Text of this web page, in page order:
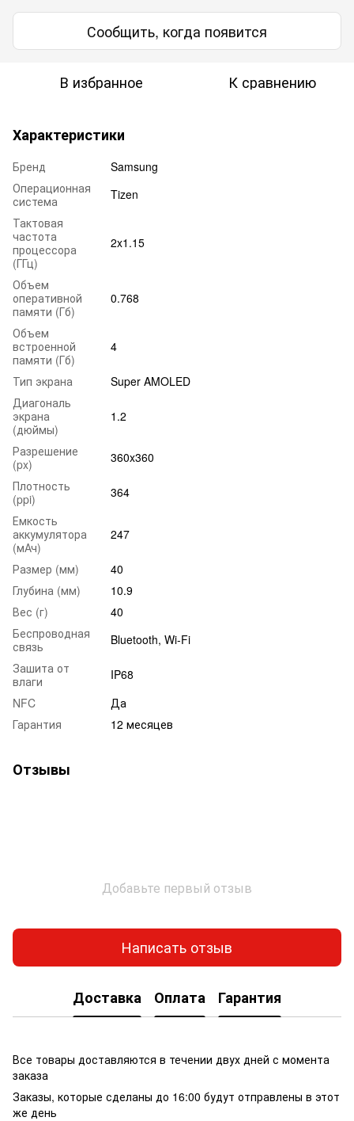
Сообщить, когда появится
В избранное К сравнению
Характеристики
Бренд
Samsung
Операционная
система
Tizen
Тактовая
частота
процессора
(ГГц)
2x1.15
Объем
оперативной
памяти (Гб)
0.768
Объем
встроенной
памяти (Гб)
4
Тип экрана
Super AMOLED
Диагональ
экрана
(дюймы)
1.2
Разрешение
(px)
360x360
Плотность
(ppi)
364
Емкость
аккумулятора
(мАч)
247
Размер (мм)
40
Глубина (мм)
10.9
Вес (г)
40
Беспроводная
связь
Bluetooth, Wi-Fi
Зашита от
влаги
IP68
NFC
Да
Гарантия
12 месяцев
Отзывы
Добавьте первый отзыв
Написать отзыв
Доставка Оплата Гарантия
Все товары доставляются в течении двух дней с момента
заказа
Заказы, которые сделаны до 16:00 будут отправлены в этот
же день